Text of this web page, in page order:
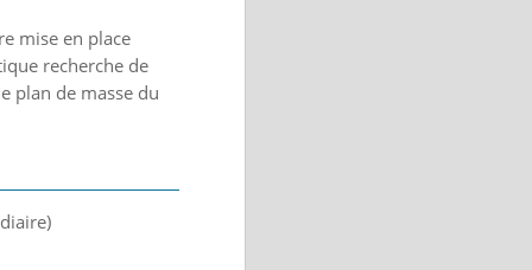
mise en place
recherche de
plan de masse du